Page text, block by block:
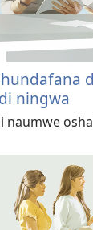
ningwa
naumwe